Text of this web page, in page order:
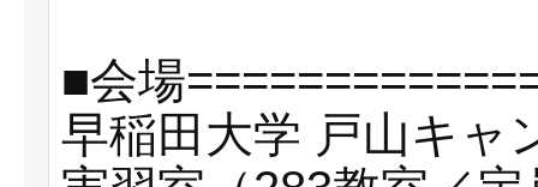
■会場
早稲田大学 戸山キャ